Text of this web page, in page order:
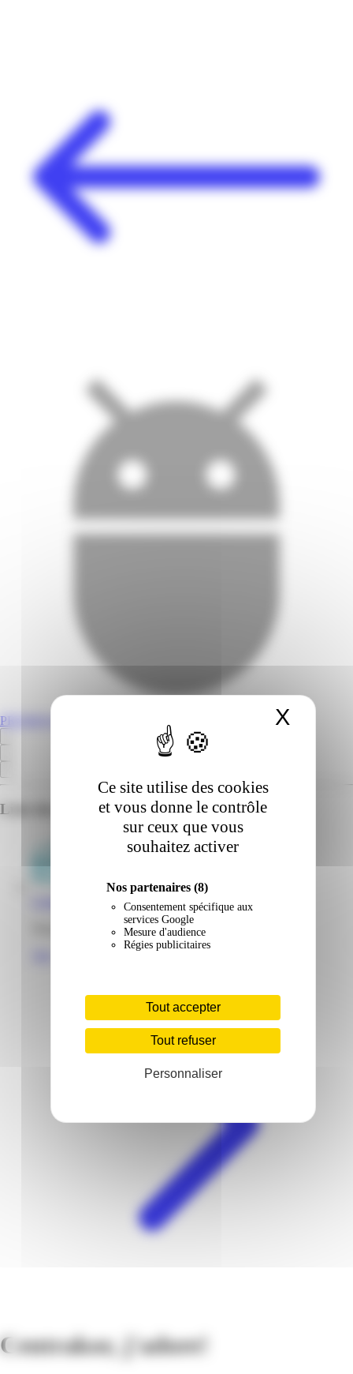
Ce site utilise des cookies
et vous donne le contrôle
sur ceux que vous
souhaitez activer
Nos partenaires (8)
Consentement spécifique aux
services Google
Mesure d'audience
Régies publicitaires
Tout accepter
Tout refuser
Personnaliser
X
PROMOS.GF
Liste des emplacements pour ce prospectus
Centrakor | Collery | Cayenne
Zone de Collery 97300 Cayenne Guyane
Centrakor, j'adore!